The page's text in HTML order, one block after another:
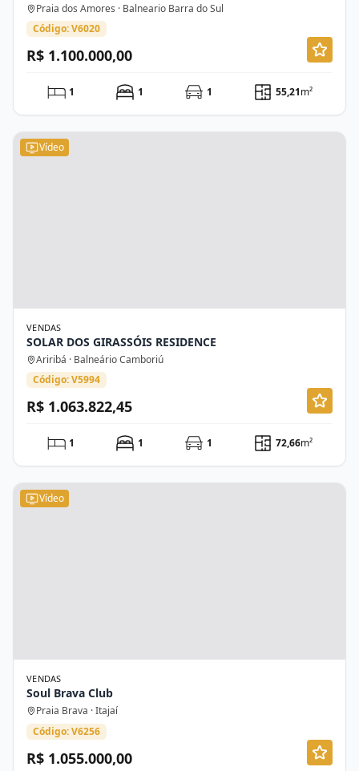
Praia dos Amores · Balneario Barra do Sul
Código: V6020
R$ 1.100.000,00
1 1 1 55,21m²
Vídeo
VENDAS
SOLAR DOS GIRASSÓIS RESIDENCE
Ariribá · Balneário Camboriú
Código: V5994
R$ 1.063.822,45
1 1 1 72,66m²
Vídeo
VENDAS
Soul Brava Club
Praia Brava · Itajaí
Código: V6256
R$ 1.055.000,00